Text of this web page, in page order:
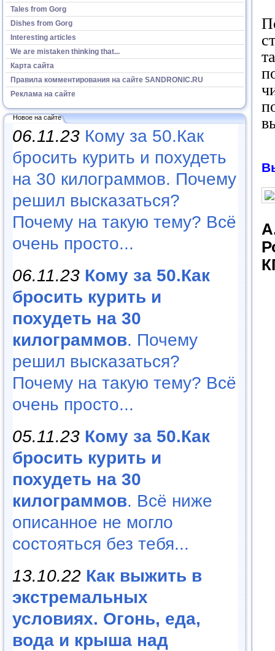
Tales from Gorg
Dishes from Gorg
Interesting articles
We are mistaken thinking that...
Карта сайта
Правила комментирования на сайте SANDRONIC.RU
Реклама на сайте
Новое на сайте
06.11.23 Кому за 50.Как
бросить курить и похудеть
на 30 килограммов. Почему
решил высказаться?
Почему на такую тему? Всё
очень просто...
06.11.23 Кому за 50.Как
бросить курить и
похудеть на 30
килограммов. Почему
решил высказаться?
Почему на такую тему? Всё
очень просто...
05.11.23 Кому за 50.Как
бросить курить и
похудеть на 30
килограммов. Всё ниже
описанное не могло
состояться без тебя...
13.10.22 Как выжить в
экстремальных
условиях. Огонь, еда,
вода и крыша над